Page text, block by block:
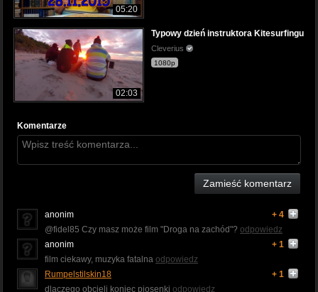
05:20
02:03
Typowy dzień instruktora Kitesurfingu
Cleverius
1080p
Komentarze
Zamieść komentarz
anonim
+ 4
@fidel85 Czy masz może film "Droga na zachód"? odpowiedz
anonim
+ 1
film ciekawy, muzyka fatalna odpowiedz
Rumpelstilskin18
+ 1
dlaczego obcięli koniec piosenki odpowiedz